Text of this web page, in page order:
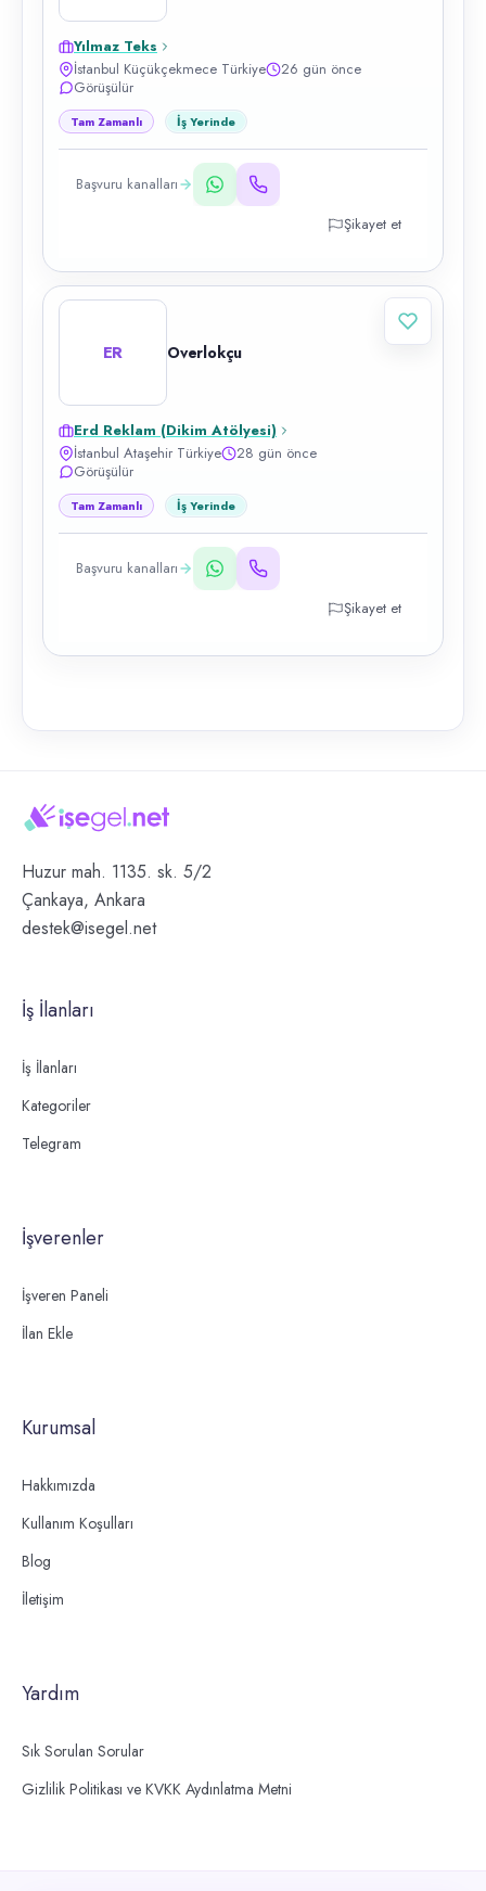
Yılmaz Teks
İstanbul Küçükçekmece Türkiye
26 gün önce
Görüşülür
Tam Zamanlı İş Yerinde
Başvuru kanalları
Şikayet et
ER Overlokçu
Erd Reklam (Dikim Atölyesi)
İstanbul Ataşehir Türkiye
28 gün önce
Görüşülür
Tam Zamanlı İş Yerinde
Başvuru kanalları
Şikayet et
Huzur mah. 1135. sk. 5/2
Çankaya, Ankara
destek@isegel.net
İş İlanları
İş İlanları
Kategoriler
Telegram
İşverenler
İşveren Paneli
İlan Ekle
Kurumsal
Hakkımızda
Kullanım Koşulları
Blog
İletişim
Yardım
Sık Sorulan Sorular
Gizlilik Politikası ve KVKK Aydınlatma Metni